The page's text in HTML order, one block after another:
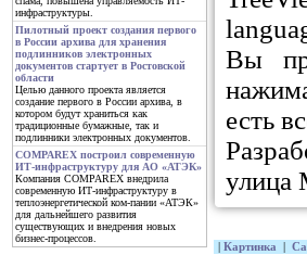
инфраструктуры.
Пилотный проект создания первого
в России архива для хранения
подлинников электронных
документов стартует в Ростовской
области
Целью данного проекта является
создание первого в России архива, в
котором будут храниться как
традиционные бумажные, так и
подлинники электронных документов.
COMPAREX построил современную
ИТ-инфраструктуру для АО «АТЭК»
Компания COMPAREX внедрила
современную ИТ-инфраструктуру в
теплоэнергетической ком-пании «АТЭК»
для дальнейшего развития
существующих и внедрения новых
бизнес-процессов.
Вы
есть
улица
Картинка